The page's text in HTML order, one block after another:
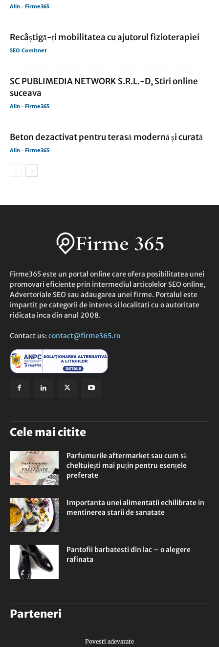
Alin - Firme365
Recâștigă-ți mobilitatea cu ajutorul fizioterapiei
SEO Comitnet
SC PUBLIMEDIA NETWORK S.R.L.-D, Stiri online
suceava
Alin - Firme365
Beton dezactivat pentru terasă modernă și curată
Alin - Firme365
Firme365 este un portal online care ofera posibilitatea unei
promovari eficiente prin intermediul articolelor SEO online,
Advertoriale SEO sau adaugarea unei firme. Portalul este
impartit pe categorii de interes si localitati cu o autoritate
ridicata inca din anul 2008.
Contact us: contact@firme365.ro
Cele mai citite
Parfumurile aftermarket sau cum să
cheltuiești mai puțin pentru esențele
preferate
Importanta unei alimentatii echilibrate in
mentinerea starii de sanatate
Pantofii barbatesti din lac – o alegere
rafinata
Parteneri
Povesti adevarate